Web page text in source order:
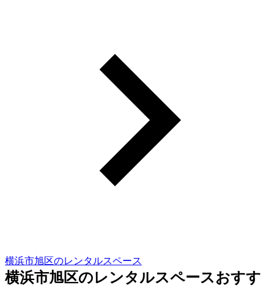
横浜市旭区のレンタルスペース
横浜市旭区のレンタルスペースおすす